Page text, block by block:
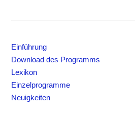
Einführung
Download des Programms
Lexikon
Einzelprogramme
Neuigkeiten